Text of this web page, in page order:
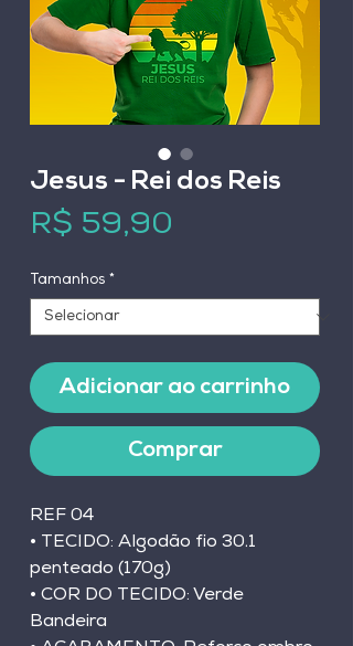
Jesus - Rei dos Reis
R$ 59,90
Tamanhos *
Adicionar ao carrinho
Comprar
REF 04
• TECIDO: Algodão fio 30.1
penteado (170g)
• COR DO TECIDO: Verde
Bandeira